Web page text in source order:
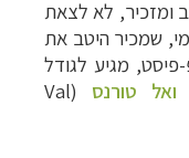
ומזכיר, לא לצאת
שמכיר היטב את
פיסט, מגיע לגודל
ואל טורנס (
Val